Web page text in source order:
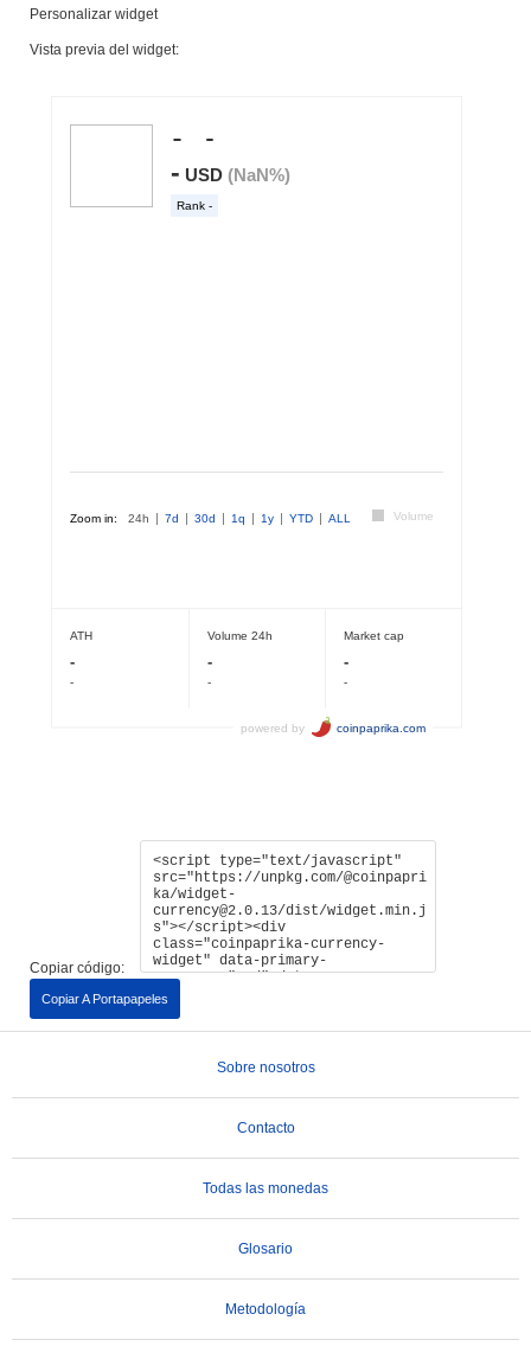
Personalizar widget
Vista previa del widget:
Copiar código:
Copiar A Portapapeles
Sobre nosotros
Contacto
Todas las monedas
Glosario
Metodología